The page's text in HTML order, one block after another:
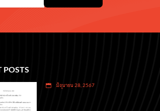
POSTS
มิถุนายน 28, 2567